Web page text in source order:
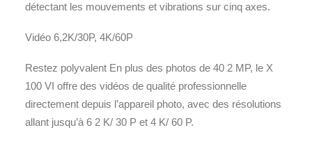
détectant les mouvements et vibrations sur cinq axes.
Vidéo 6,2K/30P, 4K/60P
Restez polyvalent En plus des photos de 40 2 MP, le X
100 VI offre des vidéos de qualité professionnelle
directement depuis l’appareil photo, avec des résolutions
allant jusqu’à 6 2 K/ 30 P et 4 K/ 60 P.